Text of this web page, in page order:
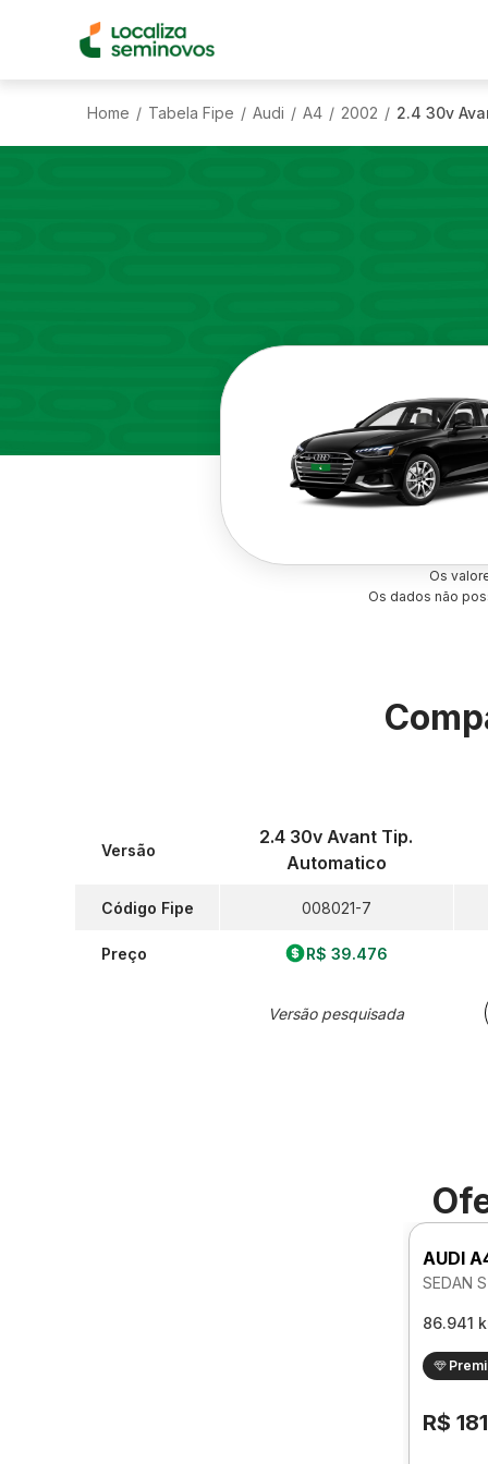
Home / Tabela Fipe / Audi / A4 / 2002 / 2.4 30v
Os
Os dados não
Versão
Código Fipe
Preço
2.4 30v Avant Tip.
Automatico
008021-7
R$ 39.476
Versão pesquisada
AUDI
SEDAN
86.941
R$